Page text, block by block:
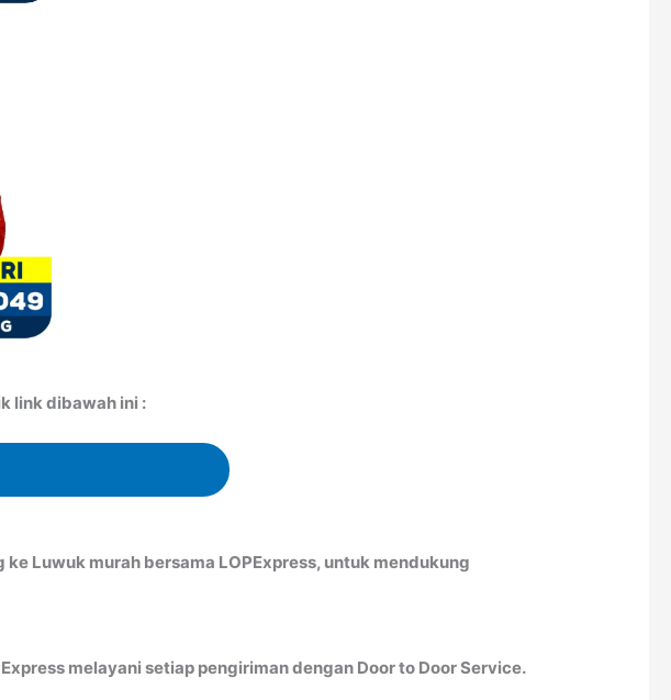
link dibawah ini :
Luwuk murah bersama LOPExpress, untuk mendukung
melayani setiap pengiriman dengan Door to Door Service.